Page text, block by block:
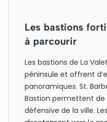
Les bastions
à parcourir
Les bastions de La
péninsule et offrent
panoramiques. St.
Bastion permettent
défensive de la ville.